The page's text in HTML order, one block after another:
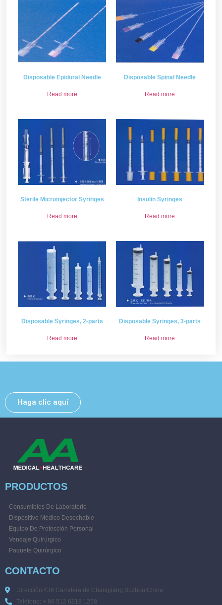
Disposable Epidural Needle
Read more
Disposable Spinal Needle
Read more
Sterile Microinjector Syringes
Read more
Insulin Syringes
Read more
Disposable Syringes, 2-parts
Read more
Disposable Syringes, 3-parts
Read more
Haga clic aquí
PRODUCTOS
Consumibles De Laboratorio
Dispositivo Médico Desechable
Equipo De Protección Personal
Vendaje Quirúrgico
Paquete Quirúrgico
CONTACTO
Dirección:436 Carretera de Changjiang,Suzhou,China
Teléfono: + 86 512 6818 1258